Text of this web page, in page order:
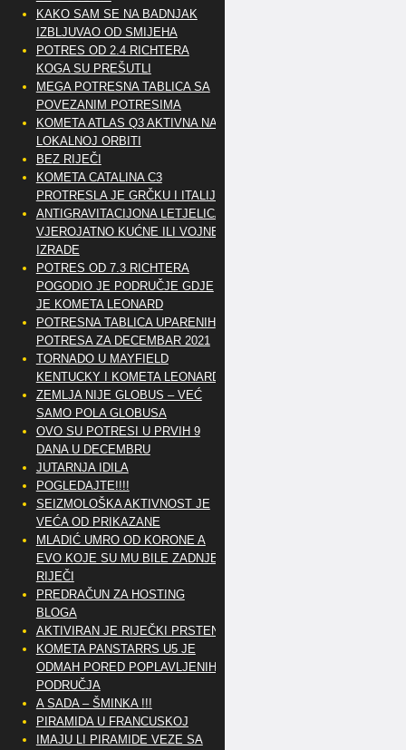
KAKO SAM SE NA BADNJAK
IZBLJUVAO OD SMIJEHA
POTRES OD 2.4 RICHTERA
KOGA SU PREŠUTLI
MEGA POTRESNA TABLICA SA
POVEZANIM POTRESIMA
KOMETA ATLAS Q3 AKTIVNA NA
LOKALNOJ ORBITI
BEZ RIJEČI
KOMETA CATALINA C3
PROTRESLA JE GRČKU I ITALIJU
ANTIGRAVITACIJONA LETJELICA
VJEROJATNO KUĆNE ILI VOJNE
IZRADE
POTRES OD 7.3 RICHTERA
POGODIO JE PODRUČJE GDJE
JE KOMETA LEONARD
POTRESNA TABLICA UPARENIH
POTRESA ZA DECEMBAR 2021
TORNADO U MAYFIELD
KENTUCKY I KOMETA LEONARD
ZEMLJA NIJE GLOBUS – VEĆ
SAMO POLA GLOBUSA
OVO SU POTRESI U PRVIH 9
DANA U DECEMBRU
JUTARNJA IDILA
POGLEDAJTE!!!!
SEIZMOLOŠKA AKTIVNOST JE
VEĆA OD PRIKAZANE
MLADIĆ UMRO OD KORONE A
EVO KOJE SU MU BILE ZADNJE
RIJEČI
PREDRAČUN ZA HOSTING
BLOGA
AKTIVIRAN JE RIJEČKI PRSTEN
KOMETA PANSTARRS U5 JE
ODMAH PORED POPLAVLJENIH
PODRUČJA
A SADA – ŠMINKA !!!
PIRAMIDA U FRANCUSKOJ
IMAJU LI PIRAMIDE VEZE SA